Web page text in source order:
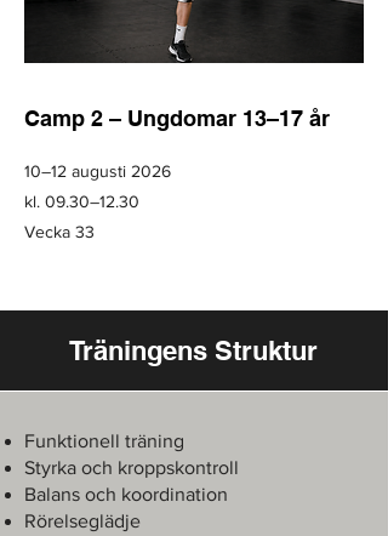
Camp 2 – Ungdomar 13–17 år
10–12 augusti 2026
kl. 09.30–12.30
Vecka 33
Träningens Struktur
Funktionell träning
Styrka och kroppskontroll
Balans och koordination
Rörelseglädje